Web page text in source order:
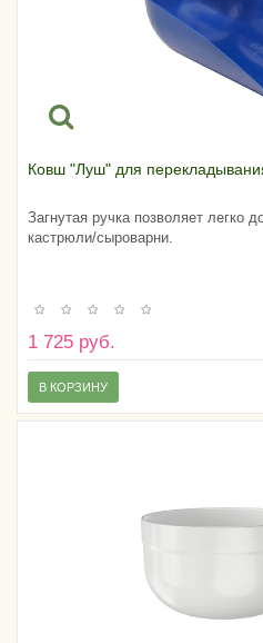
Ковш "Луш" для
Загнутая ручка позволяет легко
кастрюли/сыроварни.
1 725 руб.
В КОРЗИНУ